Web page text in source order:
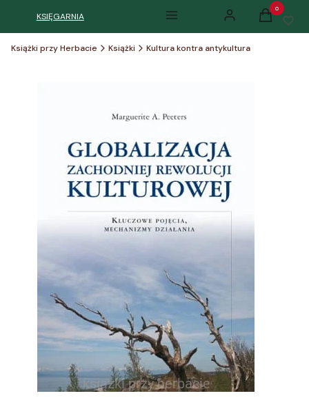
KSIĘGARNIA Menu Zaloguj się Produkty w
Koszyk
Książki przy Herbacie Książki Kultura kontra antykultura